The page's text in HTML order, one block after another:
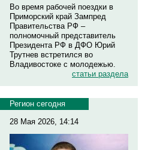
Во время рабочей поездки в
Приморский край Зампред
Правительства РФ –
полномочный представитель
Президента РФ в ДФО Юрий
Трутнев встретился во
Владивостоке с молодежью.
статьи раздела
Регион сегодня
28 Мая 2026, 14:14